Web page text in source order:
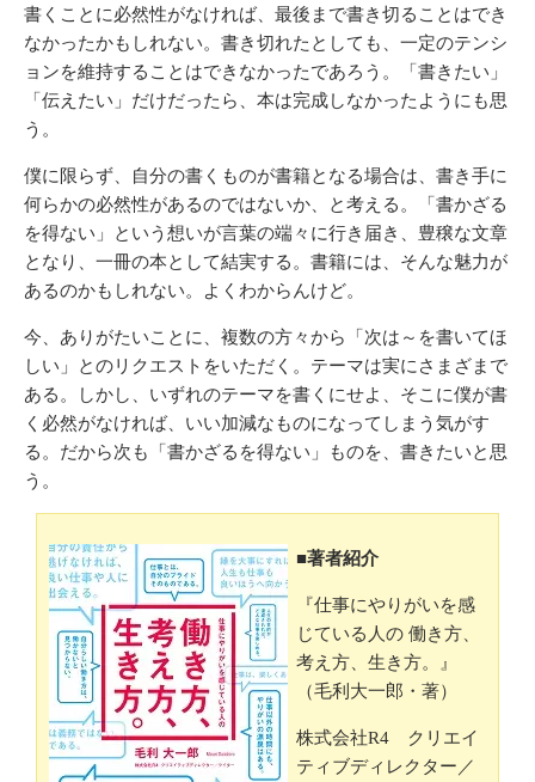
書くことに必然性がなければ、最後まで書き切ることはでき
なかったかもしれない。書き切れたとしても、一定のテンシ
ョンを維持することはできなかったであろう。「書きたい」
「伝えたい」だけだったら、本は完成しなかったようにも思
う。
僕に限らず、自分の書くものが書籍となる場合は、書き手に
何らかの必然性があるのではないか、と考える。「書かざる
を得ない」という想いが言葉の端々に行き届き、豊穣な文章
となり、一冊の本として結実する。書籍には、そんな魅力が
あるのかもしれない。よくわからんけど。
今、ありがたいことに、複数の方々から「次は～を書いてほ
しい」とのリクエストをいただく。テーマは実にさまざまで
ある。しかし、いずれのテーマを書くにせよ、そこに僕が書
く必然がなければ、いい加減なものになってしまう気がす
る。だから次も「書かざるを得ない」ものを、書きたいと思
う。
■著者紹介
『仕事にやりがいを感
じている人の 働き方、
考え方、生き方。』
（毛利大一郎・著）
株式会社R4 クリエイ
ティブディレクター／